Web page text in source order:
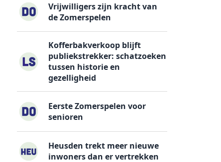
Vrijwilligers zijn kracht van
de Zomerspelen
Kofferbakverkoop blijft
publiekstrekker: schatzoeken
tussen historie en
gezelligheid
Eerste Zomerspelen voor
senioren
Heusden trekt meer nieuwe
inwoners dan er vertrekken